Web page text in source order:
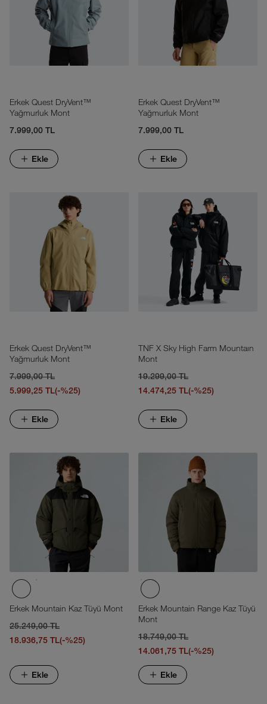
Erkek Quest DryVent™
Yağmurluk Mont
7.999,00 TL
Ekle
Erkek Quest DryVent™
Yağmurluk Mont
7.999,00 TL
Ekle
Erkek Quest DryVent™
Yağmurluk Mont
7.999,00 TL
5.999,25 TL(-%25)
Ekle
TNF X Sky High Farm Mountaın
Mont
19.299,00 TL
14.474,25 TL(-%25)
Ekle
Erkek Mountain Kaz Tüyü Mont
25.249,00 TL
18.936,75 TL(-%25)
Ekle
Erkek Mountain Range Kaz Tüyü
Mont
18.749,00 TL
14.061,75 TL(-%25)
Ekle